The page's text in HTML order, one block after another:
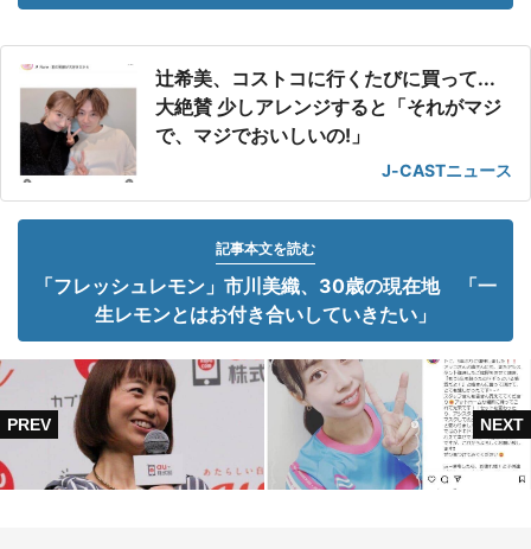
辻希美、コストコに行くたびに買って...
大絶賛 少しアレンジすると「それがマジ
で、マジでおいしいの!」
J-CASTニュース
記事本文を読む
「フレッシュレモン」市川美織、30歳の現在地 「一
生レモンとはお付き合いしていきたい」